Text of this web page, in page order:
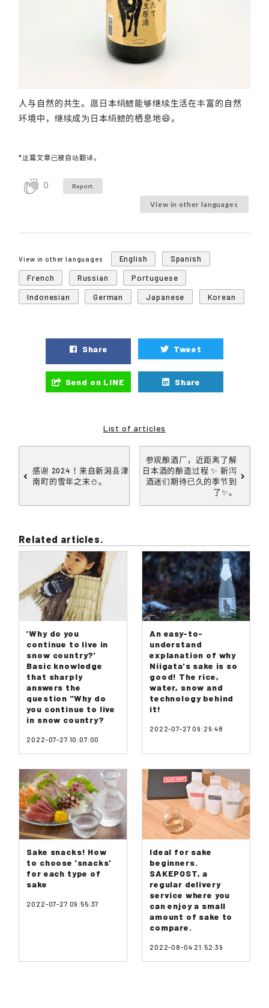
人与自然的共生。愿日本绢鱧能够继续生活在丰富的自然
环境中，继续成为日本绢鱧的栖息地😄。
*这篇文章已被自动翻译。
0 Report.
View in other languages
View in other languages English
Spanish
French
Russian
Portuguese
Indonesian
German Japanese Korean
Share Tweet
Send on LINE Share
List of articles
感谢 2024！来自新潟县津
南町的雪年之末⛄。
参观酿酒厂，近距离了解
日本酒的酿造过程 ✨ 新泻
酒迷们期待已久的季节到
了✨。
Related articles.
'Why do you
continue to live in
snow country?'
Basic knowledge
that sharply
answers the
question "Why do
you continue to live
in snow country?
2022-07-27 10:07:00
An easy-to-
understand
explanation of why
Niigata's sake is so
good! The rice,
water, snow and
technology behind
it!
2022-07-27 09:29:48
Sake snacks! How
to choose 'snacks'
for each type of
sake
2022-07-27 09:55:37
Ideal for sake
beginners.
SAKEPOST, a
regular delivery
service where you
can enjoy a small
amount of sake to
compare.
2022-08-04 21:52:39